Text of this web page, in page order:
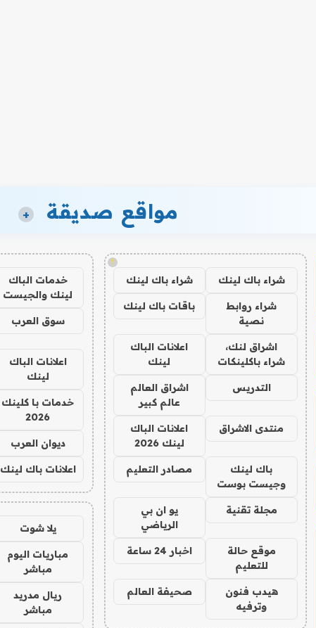
مواقع صديقة +
!
شراء باك لينك شراء باك لينك
شراء روابط
نصية
باقات باك لينك
اشراق لنك،
شراء باكلينكات
اعلانات الباك
لينك
التدريس
اشراق العالم
عالم كبير
منتدى الاشراق
اعلانات الباك
لينك 2026
باك لينك
وجيست بوست
مصادر التعليم
مجلة تقنية
يو ان بي
الرياضي
موقع حالة
للتعليم
اخبار 24 ساعة
هيدب فنون
وترفيه
صحيفة العالم
خدمات الباك
لينك والجيست
سوق العرب
اعلانات الباك
لينك
خدمات با كلينك
2026
ديوان العرب
اعلانات باك لينك
يلا شوت
مباريات اليوم
مباشر
ريال مدريد
مباشر